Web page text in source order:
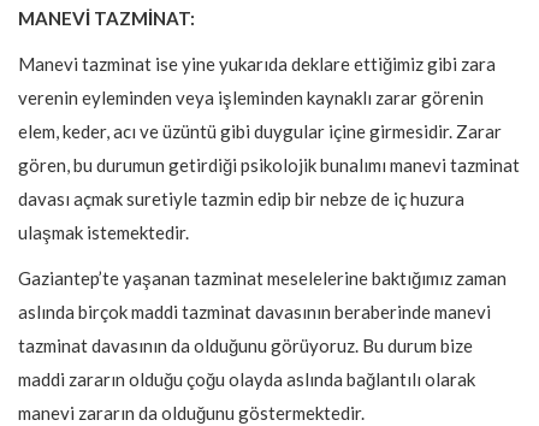
MANEVİ TAZMİNAT:
Manevi tazminat ise yine yukarıda deklare ettiğimiz gibi zara
verenin eyleminden veya işleminden kaynaklı zarar görenin
elem, keder, acı ve üzüntü gibi duygular içine girmesidir. Zarar
gören, bu durumun getirdiği psikolojik bunalımı manevi tazminat
davası açmak suretiyle tazmin edip bir nebze de iç huzura
ulaşmak istemektedir.
Gaziantep’te yaşanan tazminat meselelerine baktığımız zaman
aslında birçok maddi tazminat davasının beraberinde manevi
tazminat davasının da olduğunu görüyoruz. Bu durum bize
maddi zararın olduğu çoğu olayda aslında bağlantılı olarak
manevi zararın da olduğunu göstermektedir.